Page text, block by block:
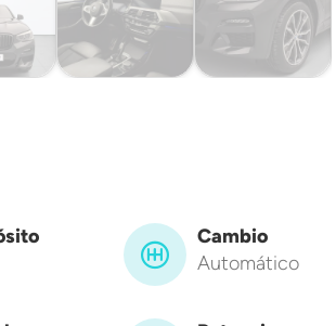
Cambio
Automático